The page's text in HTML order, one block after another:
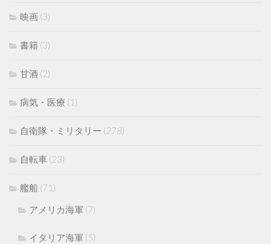
映画 (3)
書籍 (3)
甘酒 (2)
病気・医療 (1)
自衛隊・ミリタリー (278)
自転車 (23)
艦船 (71)
アメリカ海軍 (7)
イタリア海軍 (5)